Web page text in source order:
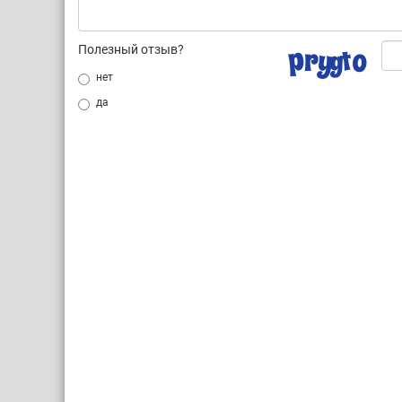
Полезный отзыв?
нет
да